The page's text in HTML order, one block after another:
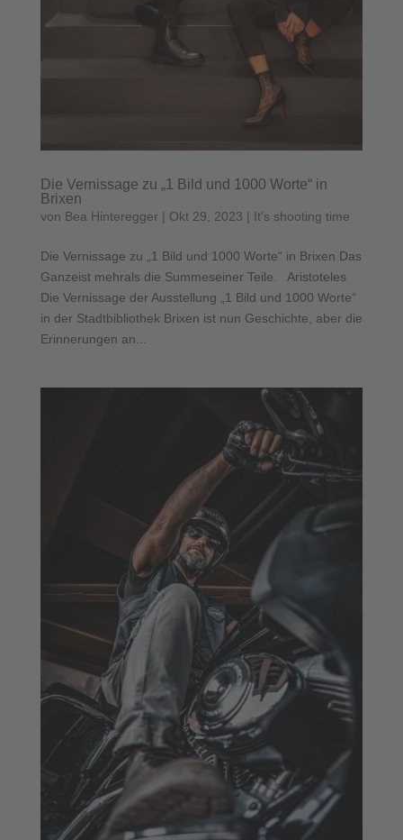
Die Vernissage zu „1 Bild und 1000 Worte“ in
Brixen
von Bea Hinteregger | Okt 29, 2023 | It's shooting time
Die Vernissage zu „1 Bild und 1000 Worte“ in Brixen Das
Ganzeist mehrals die Summeseiner Teile. Aristoteles
Die Vernissage der Ausstellung „1 Bild und 1000 Worte“
in der Stadtbibliothek Brixen ist nun Geschichte, aber die
Erinnerungen an...